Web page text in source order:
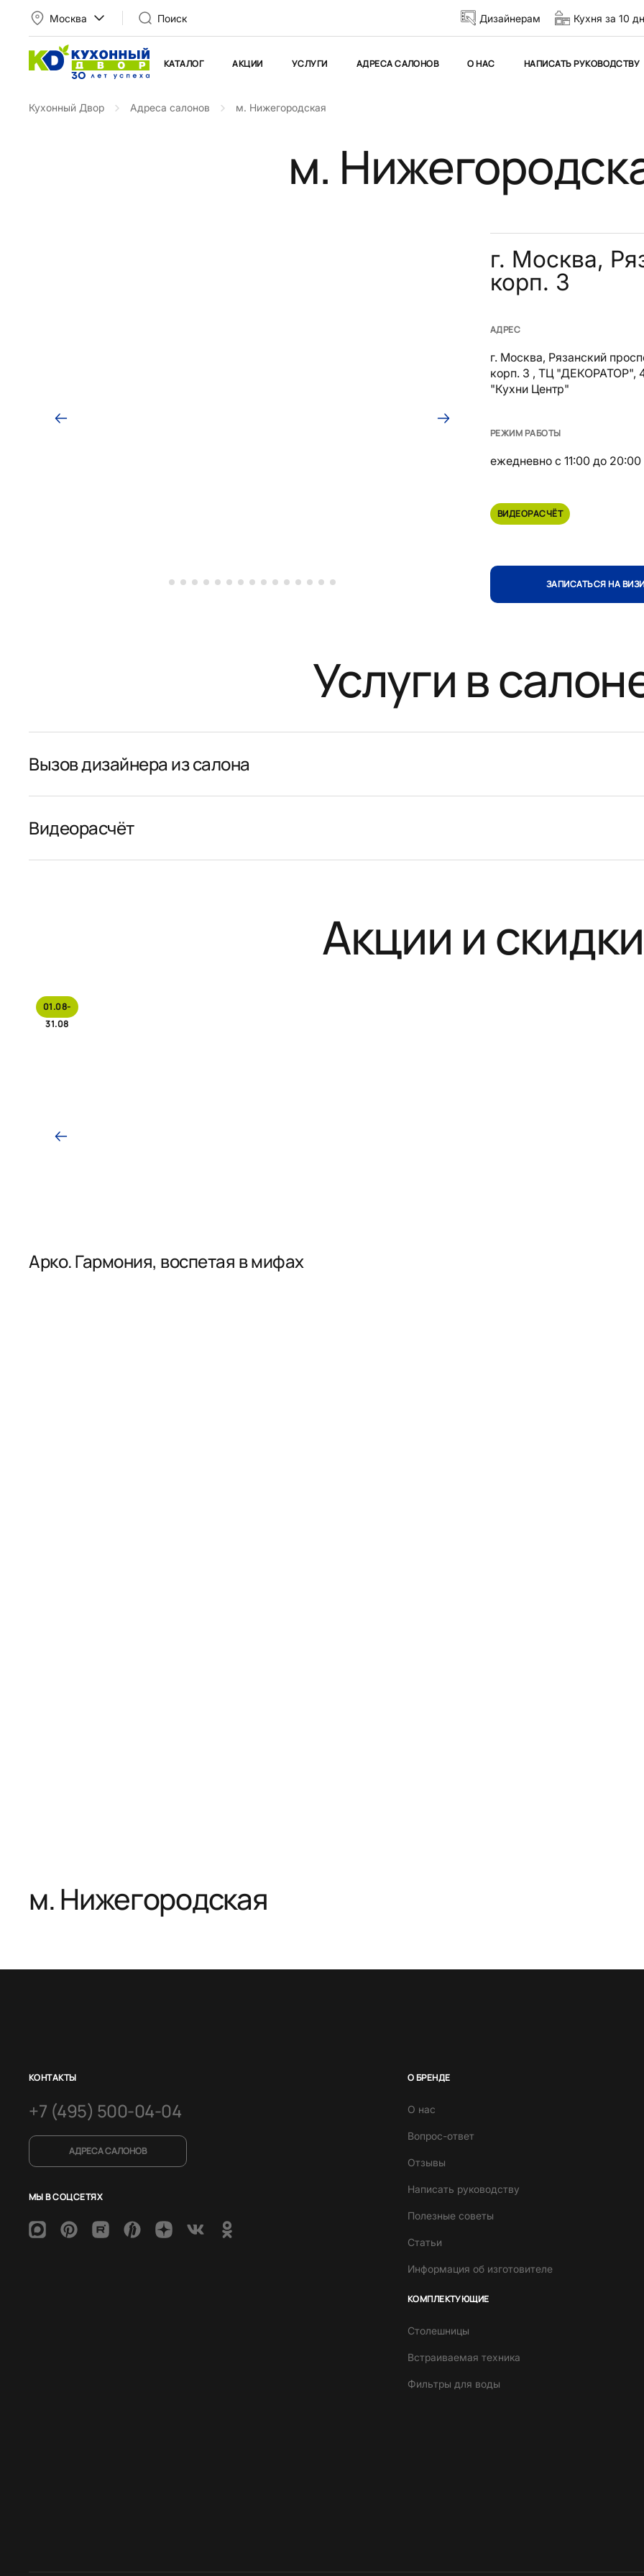
Москва Поиск Дизайнерам Кухня за 10
КАТАЛОГ АКЦИИ УСЛУГИ АДРЕСА САЛОНОВ О НАС НАПИСАТЬ РУКОВОДСТВУ
Кухонный Двор Адреса салонов м. Нижегородская
м.
г. Москва,
корп. 3
АДРЕС
г. Москва, Рязанский
корп. 3 , ТЦ "ДЕКОРАТОР",
"Кухни Центр"
РЕЖИМ РАБОТЫ
ежедневно с 11:00 до 20:00
ВИДЕОРАСЧЁТ
ЗАПИСАТЬСЯ НА
Услуги в
Вызов дизайнера из салона
Видеорасчёт
Акции и скидки
01.08-
31.08
Арко. Гармония, воспетая в мифах
м. Нижегородская
КОНТАКТЫ
+7 (495) 500-04-04
АДРЕСА САЛОНОВ
МЫ В СОЦСЕТЯХ
О БРЕНДЕ
О нас
Вопрос-ответ
Отзывы
Написать руководству
Полезные советы
Статьи
Информация об изготовителе
КОМПЛЕКТУЮЩИЕ
Столешницы
Встраиваемая техника
Фильтры для воды